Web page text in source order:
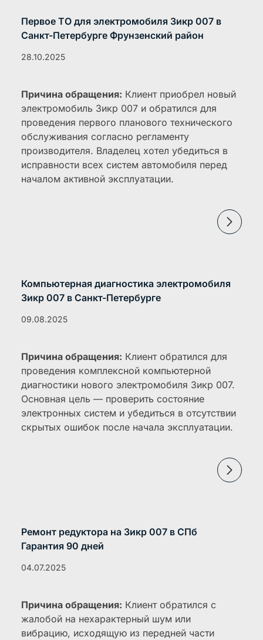
Первое ТО для электромобиля Зикр 007 в
Санкт-Петербурге Фрунзенский район
28.10.2025
Причина обращения: Клиент приобрел новый
электромобиль Зикр 007 и обратился для
проведения первого планового технического
обслуживания согласно регламенту
производителя. Владелец хотел убедиться в
исправности всех систем автомобиля перед
началом активной эксплуатации.
Компьютерная диагностика электромобиля
Зикр 007 в Санкт-Петербурге
09.08.2025
Причина обращения: Клиент обратился для
проведения комплексной компьютерной
диагностики нового электромобиля Зикр 007.
Основная цель — проверить состояние
электронных систем и убедиться в отсутствии
скрытых ошибок после начала эксплуатации.
Ремонт редуктора на Зикр 007 в СПб
Гарантия 90 дней
04.07.2025
Причина обращения: Клиент обратился с
жалобой на нехарактерный шум или
вибрацию, исходящую из передней части